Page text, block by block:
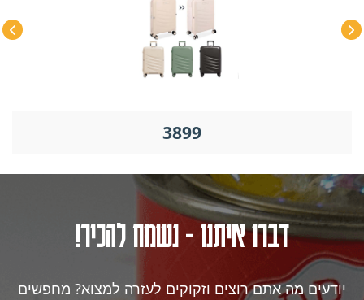
3899
דברו איתנו - נשמח להכיר!
יודעים מה אתם רוצים וזקוקים לעזרה למצוא? מחפשים